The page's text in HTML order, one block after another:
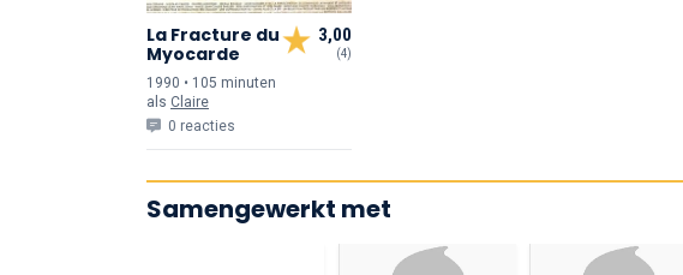
3,00
(4)
La Fracture du
Myocarde
1990 • 105 minuten
als Claire
0 reacties
Samengewerkt met